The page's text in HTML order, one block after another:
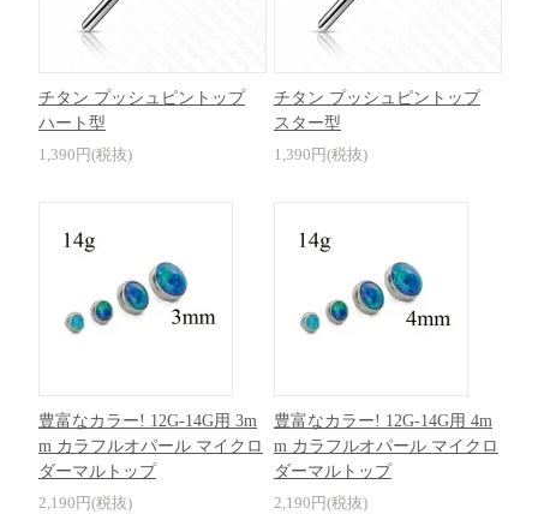
チタン プッシュピントップ
ハート型
1,390円(税抜)
チタン プッシュピントップ
スター型
1,390円(税抜)
豊富なカラー! 12G-14G用 3m
m カラフルオパール マイクロ
ダーマルトップ
2,190円(税抜)
豊富なカラー! 12G-14G用 4m
m カラフルオパール マイクロ
ダーマルトップ
2,190円(税抜)